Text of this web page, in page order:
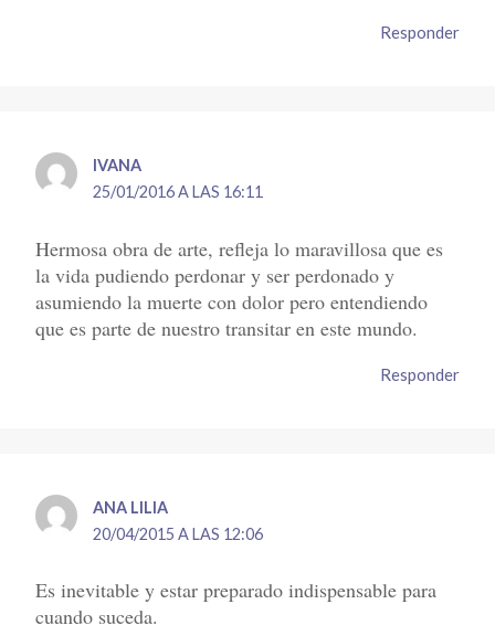
Responder
IVANA
25/01/2016 A LAS 16:11
Hermosa obra de arte, refleja lo maravillosa que es
la vida pudiendo perdonar y ser perdonado y
asumiendo la muerte con dolor pero entendiendo
que es parte de nuestro transitar en este mundo.
Responder
ANA LILIA
20/04/2015 A LAS 12:06
Es inevitable y estar preparado indispensable para
cuando suceda.